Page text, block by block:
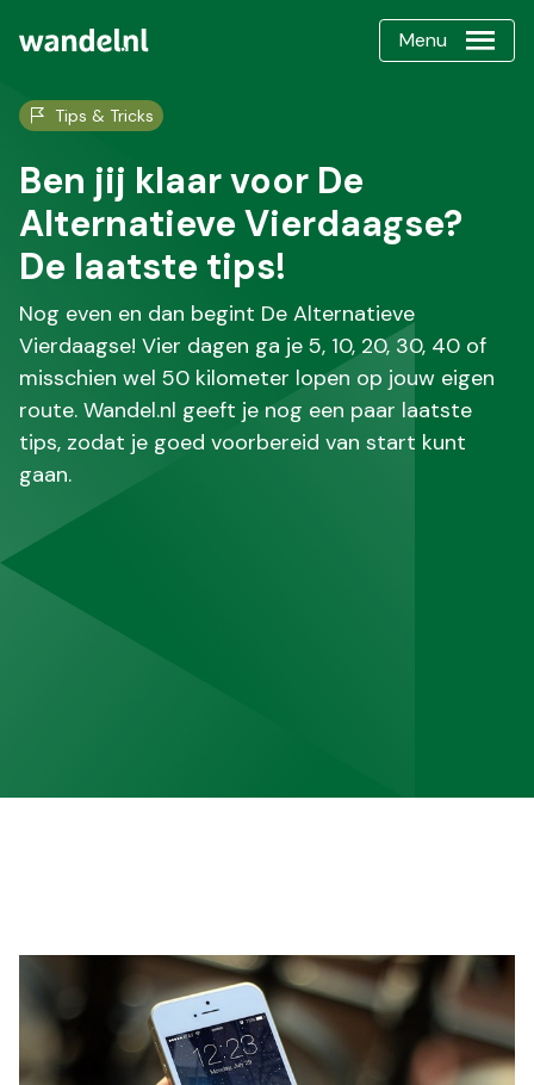
Menu
Tips & Tricks
Ben jij klaar voor De
Alternatieve Vierdaagse?
De laatste tips!
Nog even en dan begint De Alternatieve
Vierdaagse! Vier dagen ga je 5, 10, 20, 30, 40 of
misschien wel 50 kilometer lopen op jouw eigen
route. Wandel.nl geeft je nog een paar laatste
tips, zodat je goed voorbereid van start kunt
gaan.